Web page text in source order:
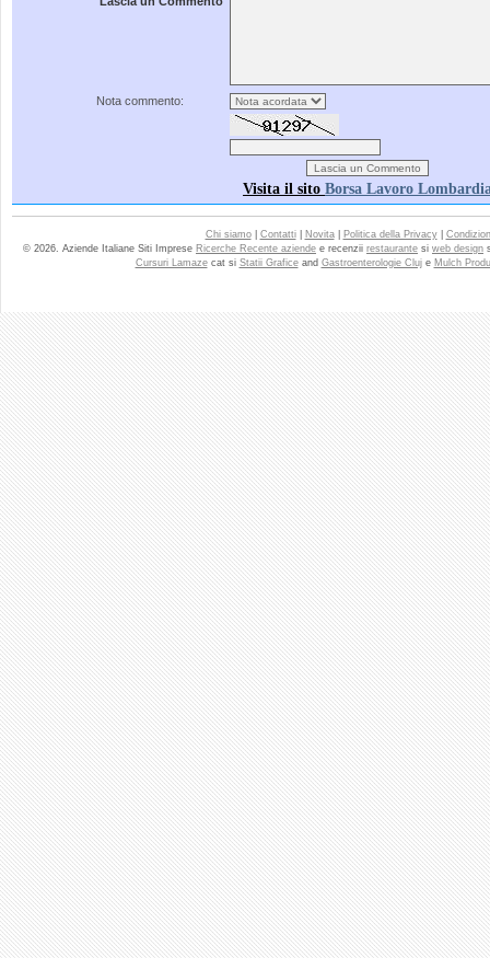
Nota commento:
Visita il sito Borsa Lavoro
Chi siamo| Contatti| Novita| Politica della Privacy|
© 2026. Aziende Italiane Siti Imprese Ricerche Recente aziende e recenzii restaurante si web design
Cursuri Lamazecat si Statii Graficeand Gastroenterologie Cluje Mulch